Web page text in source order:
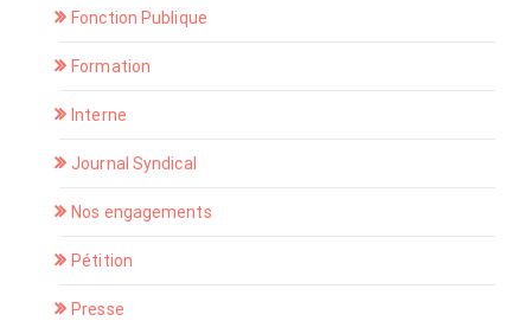
Fonction Publique
Formation
Interne
Journal Syndical
Nos engagements
Pétition
Presse